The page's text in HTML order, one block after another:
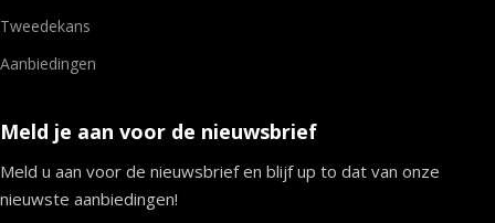
Tweedekans
Aanbiedingen
Meld je aan voor de nieuwsbrief
Meld u aan voor de nieuwsbrief en blijf up to dat van onze
nieuwste aanbiedingen!